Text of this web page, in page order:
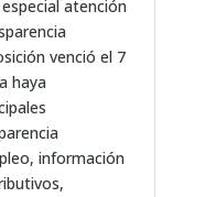
atención
venció el 7
haya
información